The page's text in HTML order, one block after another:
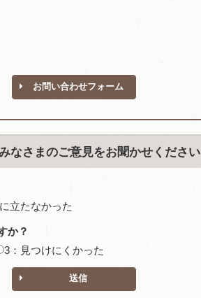
お問い合わせフォーム
なさまのご意見をお聞かせください
立たなかった
か？
3：見つけにくかった
送信